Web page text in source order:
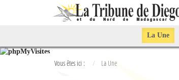
La Une
Vous êtes ici : La Une